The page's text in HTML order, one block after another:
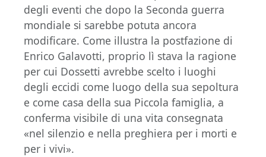
degli eventi che dopo la Seconda guerra
mondiale si sarebbe potuta ancora
modificare. Come illustra la postfazione di
Enrico Galavotti, proprio lì stava la ragione
per cui Dossetti avrebbe scelto i luoghi
degli eccidi come luogo della sua sepoltura
e come casa della sua Piccola famiglia, a
conferma visibile di una vita consegnata
«nel silenzio e nella preghiera per i morti e
per i vivi».